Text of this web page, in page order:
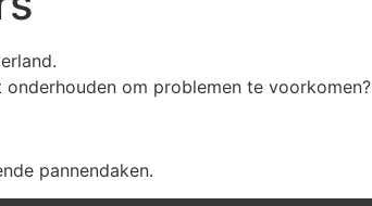
om problemen te voorkomen?
pannendaken.